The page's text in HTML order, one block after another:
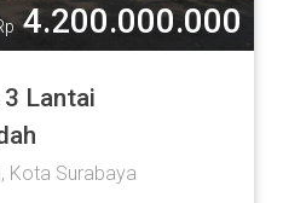
4.200.000.000
Lantai
Kota Surabaya